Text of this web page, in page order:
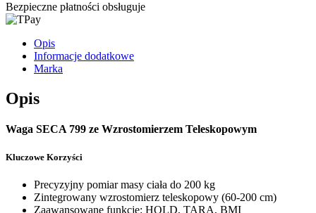
Bezpieczne płatności obsługuje
Opis
Informacje dodatkowe
Marka
Opis
Waga SECA 799 ze Wzrostomierzem Teleskopowym
Kluczowe Korzyści
Precyzyjny pomiar masy ciała do 200 kg
Zintegrowany wzrostomierz teleskopowy (60-200 cm)
Zaawansowane funkcje: HOLD, TARA, BMI